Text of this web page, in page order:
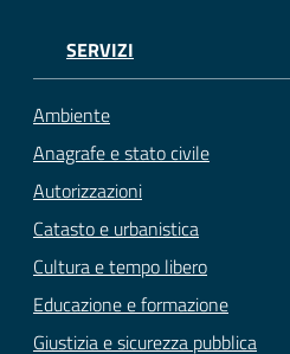
SERVIZI
Ambiente
Anagrafe e stato civile
Autorizzazioni
Catasto e urbanistica
Cultura e tempo libero
Educazione e formazione
Giustizia e sicurezza pubblica